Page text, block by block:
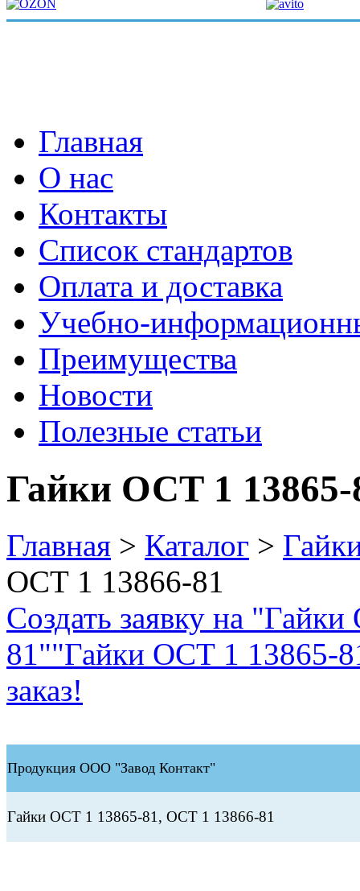
Главная
О нас
Контакты
Список стандартов
Оплата и доставка
Учебно-
Преимущества
Новости
Полезные статьи
Гайки ОСТ 1
Главная > Каталог >
ОСТ 1 13866-81
Создать заявку на
81""Гайки ОСТ 1 13865-
заказ!
Продукция ООО "Завод Контакт"
Гайки ОСТ 1 13865-81, ОСТ 1 13866-81